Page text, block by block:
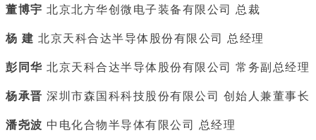
董博宇 北京北方华创微电子装备有限公司 总裁
杨 建 北京天科合达半导体股份有限公司 总经理
彭同华 北京天科合达半导体股份有限公司 常务副总经理
杨承晋 深圳市森国科科技股份有限公司 创始人兼董事长
潘尧波 中电化合物半导体有限公司 总经理